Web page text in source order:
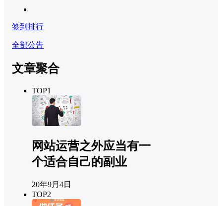
签到排行
全部公告
文章聚合
TOP1
网站运营之外应当有一
个适合自己的副业
20年9月4日
TOP2